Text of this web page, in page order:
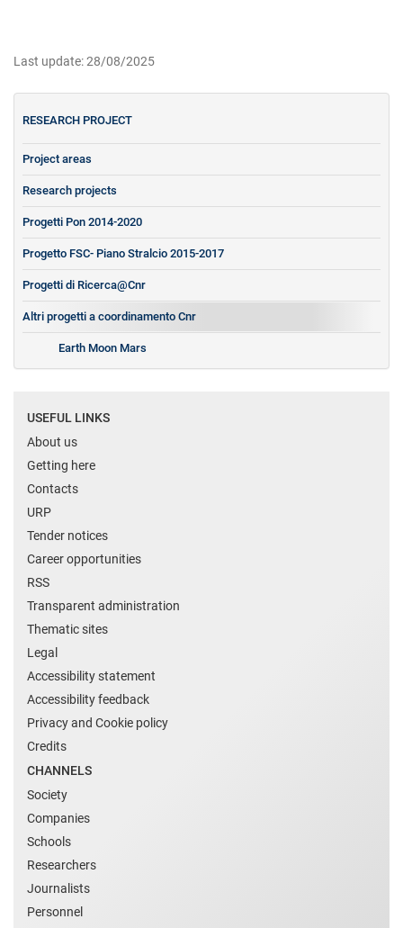
Last update: 28/08/2025
RESEARCH PROJECT
Project areas
Research projects
Progetti Pon 2014-2020
Progetto FSC- Piano Stralcio 2015-2017
​Progetti di Ricerca@Cnr
Altri progetti a coordinamento Cnr
Earth Moon Mars
USEFUL LINKS
About us
Getting here
Contacts
URP
Tender notices
Career opportunities
RSS
Transparent administration
Thematic sites
Legal
Accessibility statement
Accessibility feedback
Privacy and Cookie policy
Credits
CHANNELS
Society
Companies
Schools
Researchers
Journalists
Personnel